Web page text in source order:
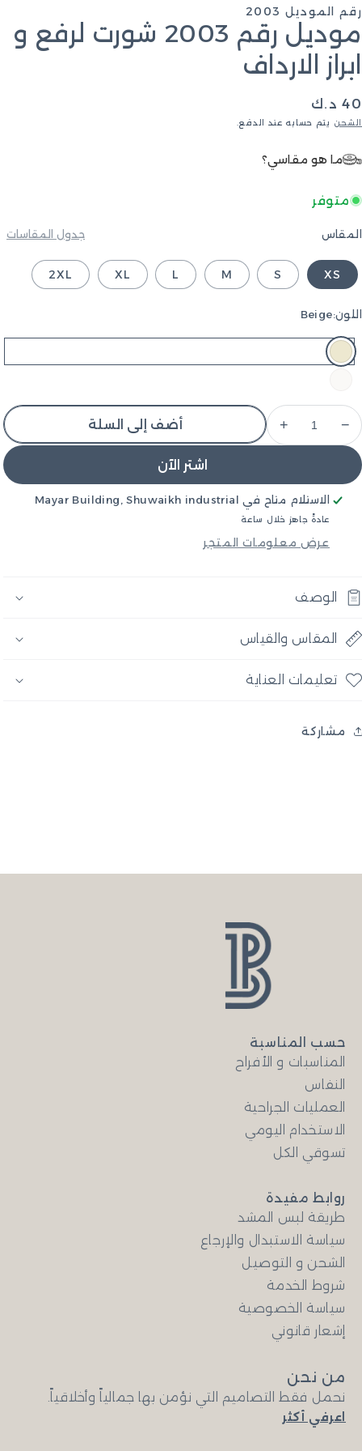
الموديل 2003
موديل رقم 2003 شورت لرفع و
الارداف
يتم حسابه عند الدفع.
ما هو مقاسي؟
متوفر
جدول المقاسات
XS
XL
2XL
Beige
− أضف إلى السلة
اشتر الآن
الاستلام متاح فيMayar Building, Shuwaikh industrial
عادةً جاهز خلال ساعة
عرض معلومات المتجر
الوصف
المقاس والقياس
تعليمات العناية
مشاركة
حسب المناسبة
المناسبات و الأفراح
النفاس
العمليات الجراحية
الاستخدام اليومي
تسوقي الكل
روابط مفيدة
طريقة لبس المشد
سياسة الاستبدال والإرجاع
الشحن و التوصيل
شروط الخدمة
سياسة الخصوصية
إشعار قانوني
من نحن
نحمل فقط التصاميم التي نؤمن بها جمالياً وأخلاقياً.
اعرفي أكثر